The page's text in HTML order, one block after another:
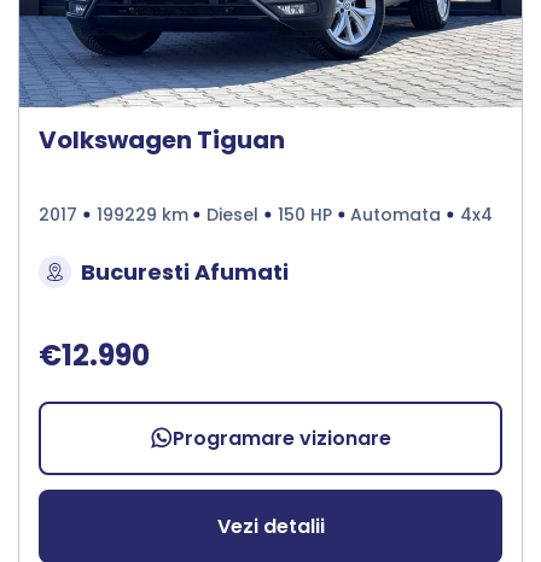
Volkswagen Tiguan
2017 199229 km Diesel 150 HP Automata 4x4
Bucuresti Afumati
€12.990
Programare vizionare
Vezi detalii